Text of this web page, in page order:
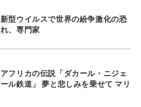
新型ウイルスで世界の紛争激化の恐
れ、専門家
アフリカの伝説「ダカール・ニジェ
ール鉄道」 夢と悲しみを乗せて マリ